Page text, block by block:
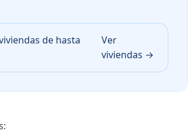
de hasta
Ver
viviendas →